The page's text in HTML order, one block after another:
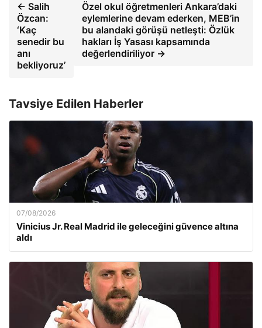
← Salih
Özcan:
‘Kaç
senedir bu
anı
bekliyoruz’
Özel okul öğretmenleri Ankara’daki
eylemlerine devam ederken, MEB’in
bu alandaki görüşü netleşti: Özlük
hakları İş Yasası kapsamında
değerlendiriliyor →
Tavsiye Edilen Haberler
07/08/2026
Vinicius Jr. Real Madrid ile geleceğini güvence altına
aldı